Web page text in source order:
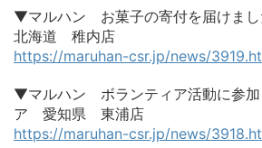
▼マルハン お菓子の寄付を届けま
北海道 稚内店
https://maruhan-csr.jp/news/
▼マルハン ボランティア活動に参加
ア 愛知県 東浦店
https://maruhan-csr.jp/news/